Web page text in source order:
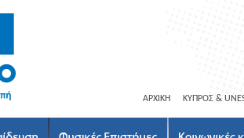
ΑΡΧΙΚΗ ΚΥΠΡΟΣ &